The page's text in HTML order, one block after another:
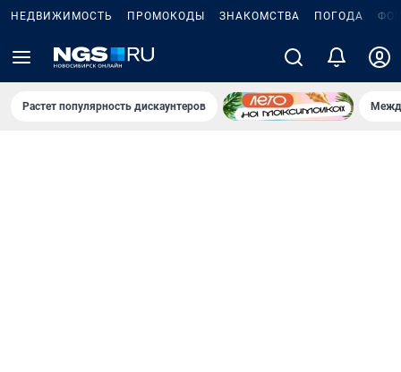
НЕДВИЖИМОСТЬ ПРОМОКОДЫ ЗНАКОМСТВА ПОГОДА
Растет популярность дискаунтеров